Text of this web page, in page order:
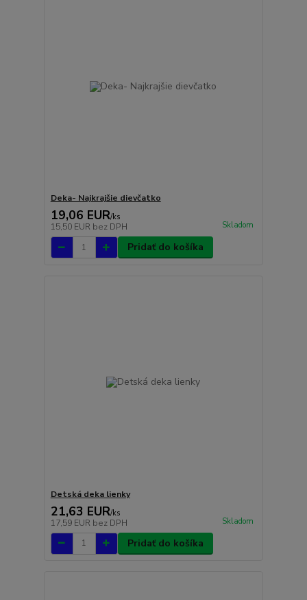
Deka- Najkrajšie dievčatko
19,06 EUR/ks
15,50 EUR bez DPH Skladom
Pridať do košíka
Detská deka lienky
21,63 EUR/ks
17,59 EUR bez DPH Skladom
Pridať do košíka